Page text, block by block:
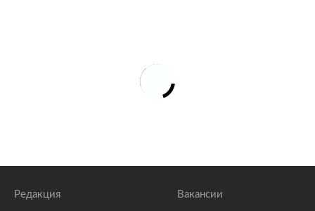
Редакция Вакансии